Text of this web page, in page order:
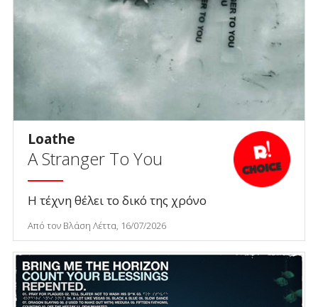
Loathe
A Stranger To You
Η τέχνη θέλει το δικό της χρόνο
Από τον Βλάση Λέττα, 16/07/2026